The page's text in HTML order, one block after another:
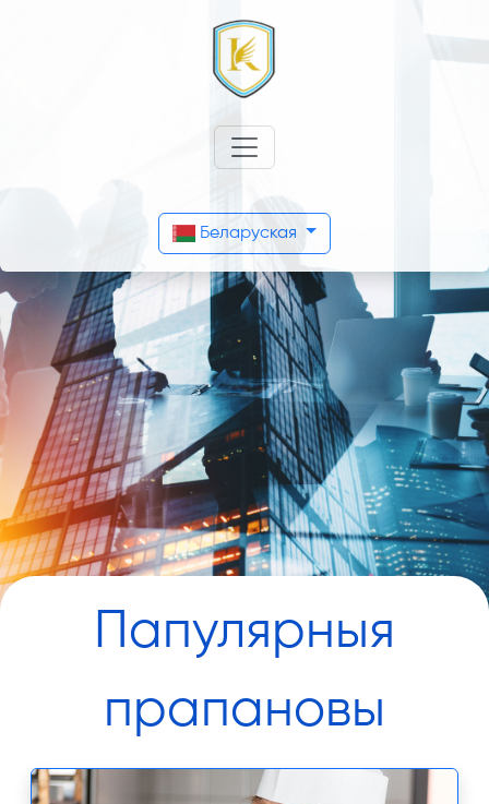
Беларуская
Папулярныя
прапановы